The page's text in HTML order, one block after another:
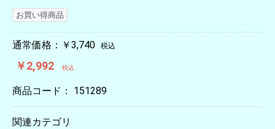
お買い得商品
通常価格：￥3,740 税込
￥2,992 税込
商品コード： 151289
関連カテゴリ